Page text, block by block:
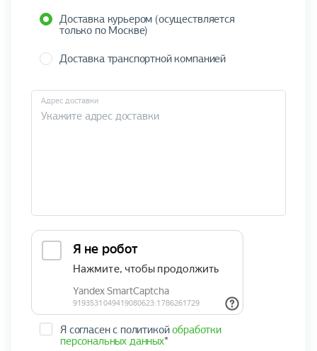
Доставка курьером (осуществляется
только по Москве)
Доставка транспортной компанией
Адрес доставки
Я согласен с политикойобработки
персональных данных*